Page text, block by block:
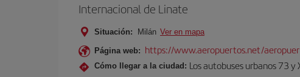
Internacional de Linate
Situación: Milán Ver en mapa
Página web: https://www.aeropuertos.net/
Cómo llegar a la ciudad: Los autobuses urbanos 73